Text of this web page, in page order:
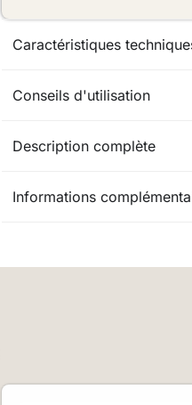
Caractéristiques
Conseils d'utilisation
Description complète
Informations